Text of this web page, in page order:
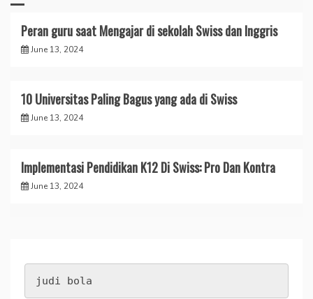
Peran guru saat Mengajar di sekolah Swiss dan Inggris
June 13, 2024
10 Universitas Paling Bagus yang ada di Swiss
June 13, 2024
Implementasi Pendidikan K12 Di Swiss: Pro Dan Kontra
June 13, 2024
judi bola